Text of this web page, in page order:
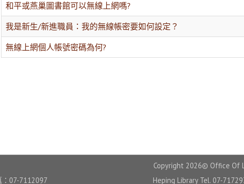
和平或燕巢圖書館可以無線上網嗎?
我是新生/新進職員：我的無線帳密要如何設定？
無線上網個人帳號密碼為何?
07-7112097
Copyright 2026© Office Of
Heping Library Tel. 07-